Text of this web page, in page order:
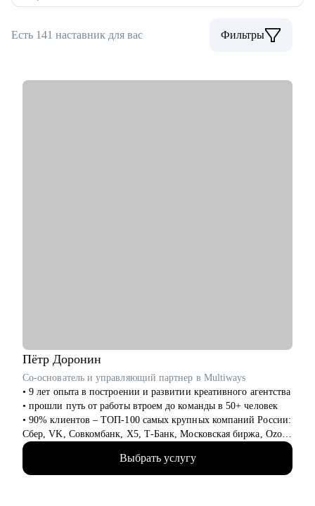
Есть 141 наставник для вас Фильтры
Пётр Доронин
Со-основатель и управляющий партнер в Multiways
• 9 лет опыта в построении и развитии креативного агентства
• прошли путь от работы втроем до команды в 50+ человек
• 90% клиентов – ТОП-100 самых крупных компаний России:
Сбер, VK, Совкомбанк, X5, Т-Банк, Московская биржа, Ozon,
Лемана ПРО, inDrive и тд.
• реализуем несколько сотен проектов в год, которые решают
задачи клиентов и берут призовые места на фестивалях
Выбрать услугу